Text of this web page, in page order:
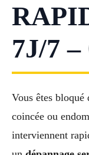
7J/7 –
Vous êtes bloqué
coincée ou
interviennent